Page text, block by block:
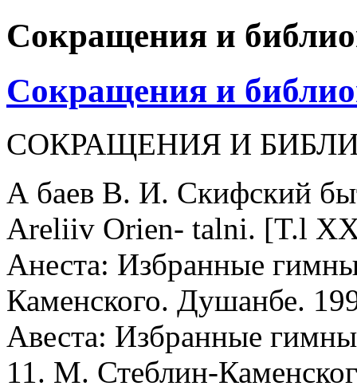
Сокращения и
Сокращения и
СОКРАЩЕНИЯ И
А баев В. И. Скифский
Areliiv Orien- talni. [T.l
Анеста: Избранные
Каменского. Душанбе.
Авеста: Избранные
11. М. Стеблин-